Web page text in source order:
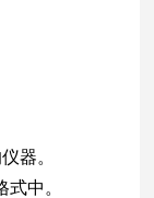
器。
中。